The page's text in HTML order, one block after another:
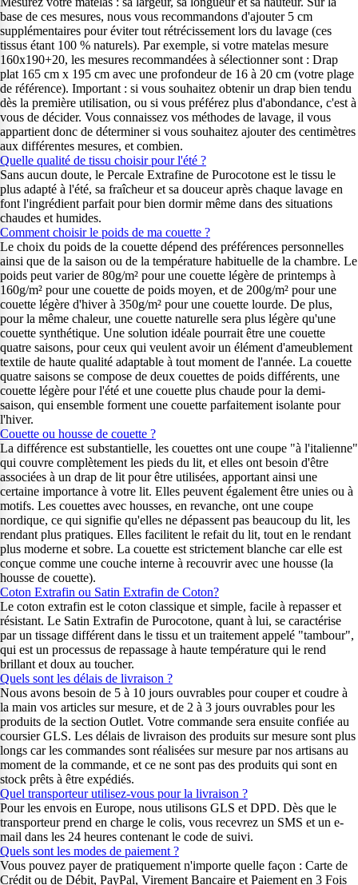
base de ces mesures, nous vous recommandons d'ajouter 5 cm
supplémentaires pour éviter tout rétrécissement lors du lavage (ces
tissus étant 100 % naturels). Par exemple, si votre matelas mesure
160x190+20, les mesures recommandées à sélectionner sont : Drap
plat 165 cm x 195 cm avec une profondeur de 16 à 20 cm (votre plage
de référence). Important : si vous souhaitez obtenir un drap bien tendu
dès la première utilisation, ou si vous préférez plus d'abondance, c'est à
vous de décider. Vous connaissez vos méthodes de lavage, il vous
appartient donc de déterminer si vous souhaitez ajouter des centimètres
aux différentes mesures, et combien.
Quelle qualité de tissu choisir pour l'été ?
Sans aucun doute, le Percale Extrafine de Purocotone est le tissu le
plus adapté à l'été, sa fraîcheur et sa douceur après chaque lavage en
font l'ingrédient parfait pour bien dormir même dans des situations
chaudes et humides.
Comment choisir le poids de ma couette ?
Le choix du poids de la couette dépend des préférences personnelles
ainsi que de la saison ou de la température habituelle de la chambre. Le
poids peut varier de 80g/m² pour une couette légère de printemps à
160g/m² pour une couette de poids moyen, et de 200g/m² pour une
couette légère d'hiver à 350g/m² pour une couette lourde. De plus,
pour la même chaleur, une couette naturelle sera plus légère qu'une
couette synthétique. Une solution idéale pourrait être une couette
quatre saisons, pour ceux qui veulent avoir un élément d'ameublement
textile de haute qualité adaptable à tout moment de l'année. La couette
quatre saisons se compose de deux couettes de poids différents, une
couette légère pour l'été et une couette plus chaude pour la demi-
saison, qui ensemble forment une couette parfaitement isolante pour
l'hiver.
Couette ou housse de couette ?
La différence est substantielle, les couettes ont une coupe "à l'italienne"
qui couvre complètement les pieds du lit, et elles ont besoin d'être
associées à un drap de lit pour être utilisées, apportant ainsi une
certaine importance à votre lit. Elles peuvent également être unies ou à
motifs. Les couettes avec housses, en revanche, ont une coupe
nordique, ce qui signifie qu'elles ne dépassent pas beaucoup du lit, les
rendant plus pratiques. Elles facilitent le refait du lit, tout en le rendant
plus moderne et sobre. La couette est strictement blanche car elle est
conçue comme une couche interne à recouvrir avec une housse (la
housse de couette).
Coton Extrafin ou Satin Extrafin de Coton?
Le coton extrafin est le coton classique et simple, facile à repasser et
résistant. Le Satin Extrafin de Purocotone, quant à lui, se caractérise
par un tissage différent dans le tissu et un traitement appelé "tambour",
qui est un processus de repassage à haute température qui le rend
brillant et doux au toucher.
Quels sont les délais de livraison ?
Nous avons besoin de 5 à 10 jours ouvrables pour couper et coudre à
la main vos articles sur mesure, et de 2 à 3 jours ouvrables pour les
produits de la section Outlet. Votre commande sera ensuite confiée au
coursier GLS. Les délais de livraison des produits sur mesure sont plus
longs car les commandes sont réalisées sur mesure par nos artisans au
moment de la commande, et ce ne sont pas des produits qui sont en
stock prêts à être expédiés.
Quel transporteur utilisez-vous pour la livraison ?
Pour les envois en Europe, nous utilisons GLS et DPD. Dès que le
transporteur prend en charge le colis, vous recevrez un SMS et un e-
mail dans les 24 heures contenant le code de suivi.
Quels sont les modes de paiement ?
Vous pouvez payer de pratiquement n'importe quelle façon : Carte de
Crédit ou de Débit, PayPal, Virement Bancaire et Paiement en 3 Fois